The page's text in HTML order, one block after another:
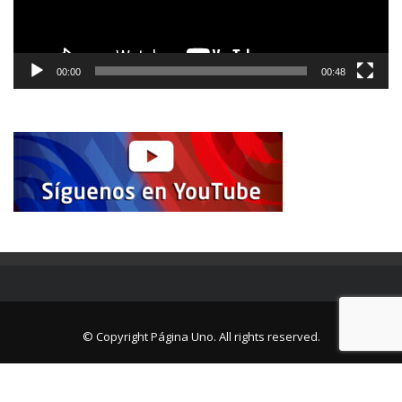
00:00 00:48
© Copyright Página Uno. All rights reserved.